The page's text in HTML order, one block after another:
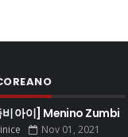
아이] Menino Zumbi
Nov 01, 2021